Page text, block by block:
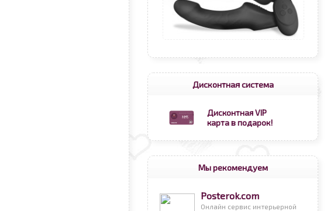
Дисконтная система
Дисконтная VIP
карта в подарок!
Мы рекомендуем
Posterok.com
Онлайн сервис интерьерной